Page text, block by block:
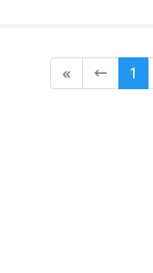
« ← 1